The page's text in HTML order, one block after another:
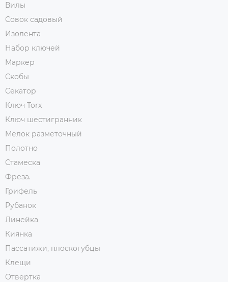
Вилы
Совок садовый
Изолента
Набор ключей
Маркер
Скобы
Секатор
Ключ Torx
Ключ шестигранник
Мелок разметочный
Полотно
Стамеска
Фреза.
Грифель
Рубанок
Линейка
Киянка
Пассатижи, плоскогубцы
Клещи
Отвертка